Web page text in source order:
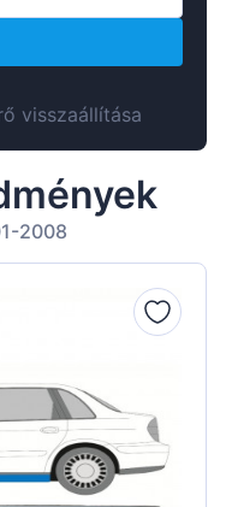
visszaállítása
2008